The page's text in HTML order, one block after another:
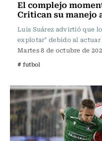
El complejo
Critican su
Luis Suárez advirtió que
explotar" debido al actuar
Martes 8 de octubre de
# futbol